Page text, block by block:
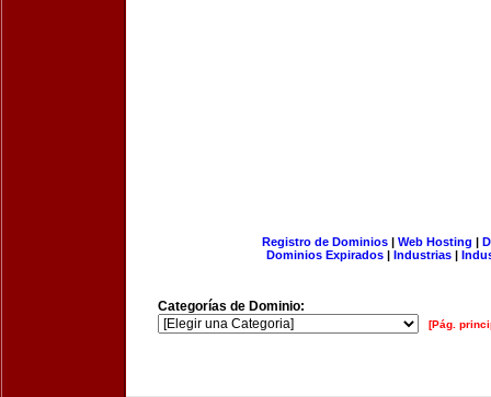
Registro de Dominios| Web Hosting |
Dominios Expirados | Industrias |
Categorías de Dominio:
[Pág.